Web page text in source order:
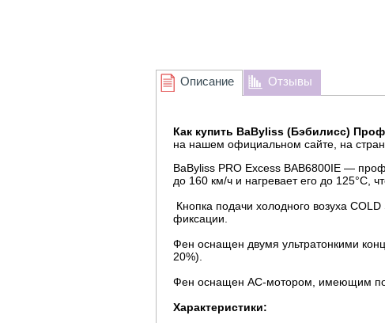
Описание Отзывы
Как купить BaByliss (Бэбилисс)
на нашем официальном сайте, на
BaByliss PRO Excess BAB6800IE —
до 160 км/ч и нагревает его до 125°C,
Кнопка подачи холодного возуха
фиксации.
Фен оснащен двумя ультратонкими
20%).
Фен оснащен AC-мотором, имеющим
Характеристики: